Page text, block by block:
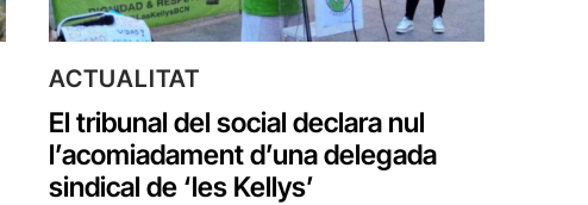
ACTUALITAT
El tribunal del social declara nul
l’acomiadament d’una delegada
sindical de ‘les Kellys’